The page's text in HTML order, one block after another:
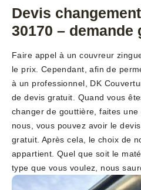
Devis
30170 – demande
Faire appel à un couvreur
le prix. Cependant, afin de
à un professionnel, DK
de devis gratuit. Quand vous
changer de gouttière, faites
nous, vous pouvez avoir le
gratuit. Après cela, le choix de
appartient. Quel que soit le
type que vous voulez, nous